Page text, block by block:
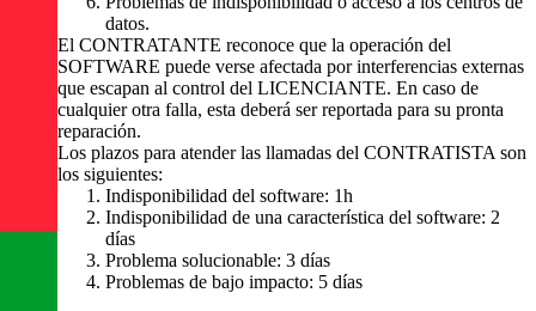
datos.
El CONTRATANTE reconoce que la operación del
SOFTWARE puede verse afectada por interferencias externas
que escapan al control del LICENCIANTE. En caso de
cualquier otra falla, esta deberá ser reportada para su pronta
reparación.
Los plazos para atender las llamadas del CONTRATISTA son
los siguientes:
Indisponibilidad del software: 1h
Indisponibilidad de una característica del software: 2
días
Problema solucionable: 3 días
Problemas de bajo impacto: 5 días